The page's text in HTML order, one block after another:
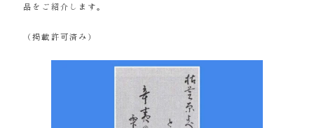
品をご紹介します。
（掲載許可済み）